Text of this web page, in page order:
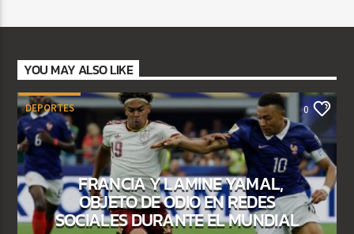
YOU MAY ALSO LIKE
DEPORTES 0
FRANCIA Y LAMINE YAMAL,
OBJETO DE ODIO EN REDES
SOCIALES DURANTE EL MUNDIAL